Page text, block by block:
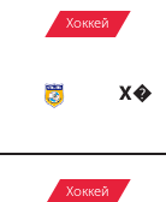
Хоккей
Х�
Хоккей